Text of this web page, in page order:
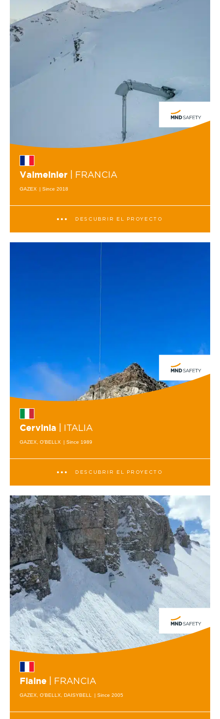
Valmeinier | FRANCIA
GAZEX | Since 2018
DESCUBRIR EL PROYECTO
Cervinia | ITALIA
GAZEX, O'BELLX | Since 1989
DESCUBRIR EL PROYECTO
Flaine | FRANCIA
GAZEX, O'BELLX, DAISYBELL | Since 2005